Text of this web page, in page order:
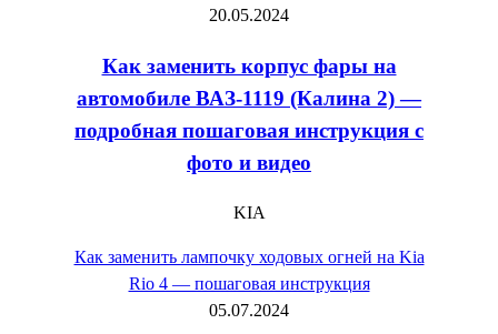
20.05.2024
Как заменить корпус фары на
автомобиле ВАЗ-1119 (Калина 2) —
подробная пошаговая инструкция с
фото и видео
KIA
Как заменить лампочку ходовых огней на Kia
Rio 4 — пошаговая инструкция
05.07.2024